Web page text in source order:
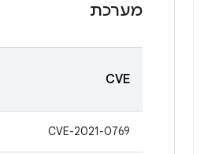
מערכת
CVE
CVE-2021-0769